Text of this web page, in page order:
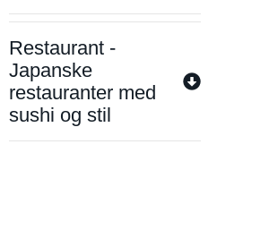
Restaurant -
Japanske
restauranter med
sushi og stil